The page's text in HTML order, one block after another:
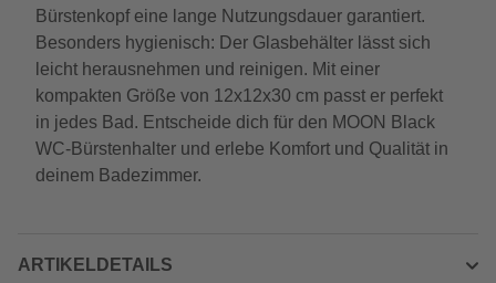
Bürstenkopf eine lange Nutzungsdauer garantiert.
Besonders hygienisch: Der Glasbehälter lässt sich
leicht herausnehmen und reinigen. Mit einer
kompakten Größe von 12x12x30 cm passt er perfekt
in jedes Bad. Entscheide dich für den MOON Black
WC-Bürstenhalter und erlebe Komfort und Qualität in
deinem Badezimmer.
ARTIKELDETAILS